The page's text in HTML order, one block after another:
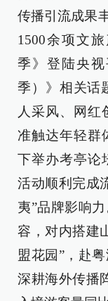
传播引流成果
1500余项文
季》登陆央
季）》相关话
人采风、网红
准触达年轻群
下举办考亭论
活动顺利完成
夷”品牌影响
容，对内搭建
盟花园”，赴
深耕海外传播